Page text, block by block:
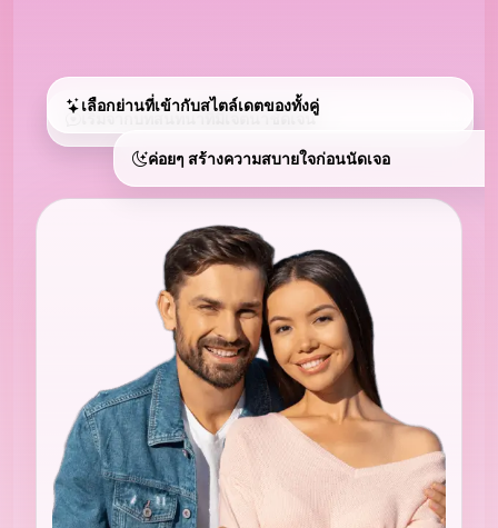
เริ่มจากบทสนทนาที่มีเจตนาชัดเจน
เลือกย่านที่เข้ากับสไตล์เดตของทั้งคู่
ค่อยๆ สร้างความสบายใจก่อนนัดเจอ